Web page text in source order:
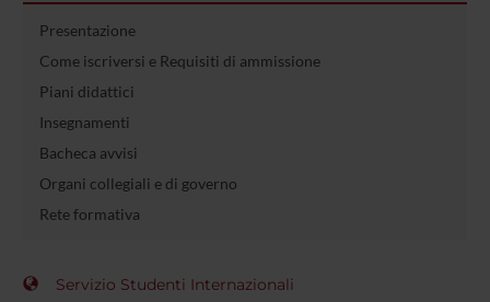
Presentazione
Come iscriversi e Requisiti di ammissione
Piani didattici
Insegnamenti
Bacheca avvisi
Organi collegiali e di governo
Rete formativa
Servizio Studenti Internazionali